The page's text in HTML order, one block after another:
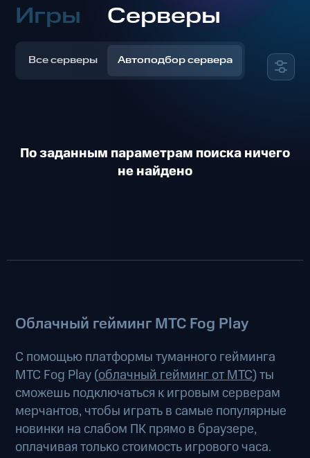
Игры Серверы
Все серверы Автоподбор сервера
По заданным параметрам поиска ничего
не найдено
Облачный гейминг МТС Fog Play
С помощью платформы туманного гейминга
МТС Fog Play (облачный гейминг от МТС) ты
сможешь подключаться к игровым серверам
мерчантов, чтобы играть в самые популярные
новинки на слабом ПК прямо в браузере,
оплачивая только стоимость игрового часа.